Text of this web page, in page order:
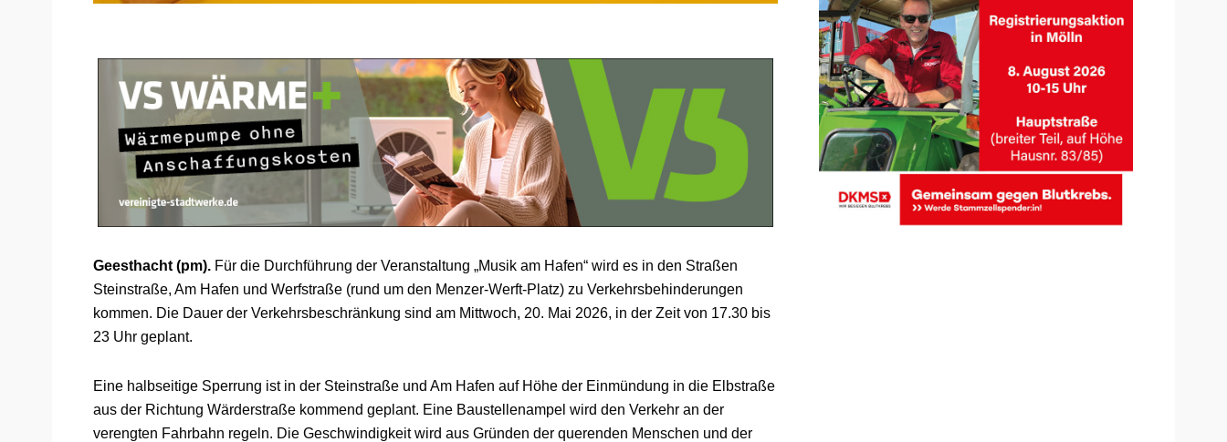
Geesthacht (pm). Für die Durchführung der Veranstaltung „Musik am Hafen“ wird es in den Straßen
Steinstraße, Am Hafen und Werfstraße (rund um den Menzer-Werft-Platz) zu Verkehrsbehinderungen
kommen. Die Dauer der Verkehrsbeschränkung sind am Mittwoch, 20. Mai 2026, in der Zeit von 17.30 bis
23 Uhr geplant.
Eine halbseitige Sperrung ist in der Steinstraße und Am Hafen auf Höhe der Einmündung in die Elbstraße
aus der Richtung Wärderstraße kommend geplant. Eine Baustellenampel wird den Verkehr an der
verengten Fahrbahn regeln. Die Geschwindigkeit wird aus Gründen der querenden Menschen und der